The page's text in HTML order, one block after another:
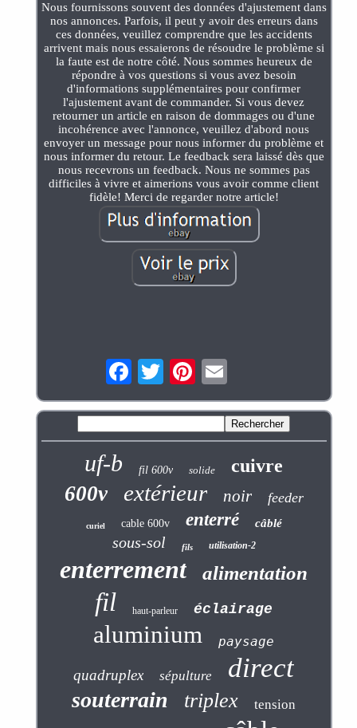
Nous fournissons souvent des données d'ajustement dans
nos annonces. Parfois, il peut y avoir des erreurs dans
ces données, veuillez comprendre que les accidents
arrivent mais nous essaierons de résoudre le problème si
la faute est de notre côté. Nous sommes heureux de
répondre à vos questions si vous avez besoin
d'informations supplémentaires pour confirmer
l'ajustement avant de commander. Si vous devez
retourner un article en raison de dommages ou d'une
incohérence avec l'annonce, veuillez d'abord nous
envoyer un message pour nous informer du problème et
nous informer du retour. Le feedback sera laissé dès que
nous recevrons un feedback. Nous ne sommes pas
difficiles à vivre et aimerions vous avoir comme client
fidèle! Merci de regarder notre article!
uf-b fil 600v solide cuivre
600v extérieur noir feeder
curiel cable 600v enterré câblé
sous-sol fils utilisation-2
enterrement alimentation
fil haut-parleur éclairage
aluminium paysage
quadruplex sépulture direct
souterrain triplex tension